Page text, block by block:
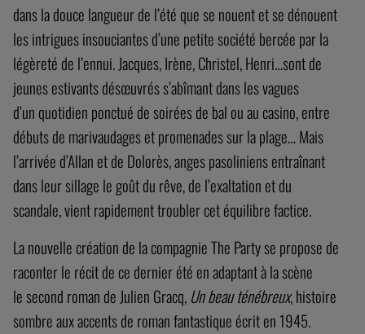
dans la douce langueur de l’été que se nouent et se dénouent
les intrigues insouciantes d’une petite société bercée par la
légèreté de l’ennui. Jacques, Irène, Christel, Henri…sont de
jeunes estivants désœuvrés s’abîmant dans les vagues
d’un quotidien ponctué de soirées de bal ou au casino, entre
débuts de marivaudages et promenades sur la plage… Mais
l’arrivée d’Allan et de Dolorès, anges pasoliniens entraînant
dans leur sillage le goût du rêve, de l’exaltation et du
scandale, vient rapidement troubler cet équilibre factice.
La nouvelle création de la compagnie The Party se propose de
raconter le récit de ce dernier été en adaptant à la scène
le second roman de Julien Gracq, Un beauténébreux, histoire
sombre aux accents de roman fantastique écrit en 1945.